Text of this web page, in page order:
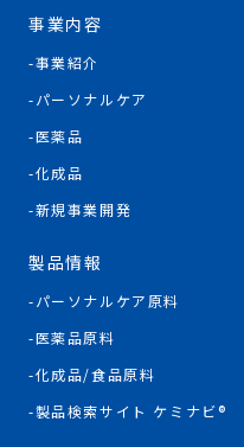
事業内容
事業紹介
パーソナルケア
医薬品
化成品
新規事業開発
製品情報
パーソナルケア原料
医薬品原料
化成品/食品原料
製品検索サイト ケミナビ®